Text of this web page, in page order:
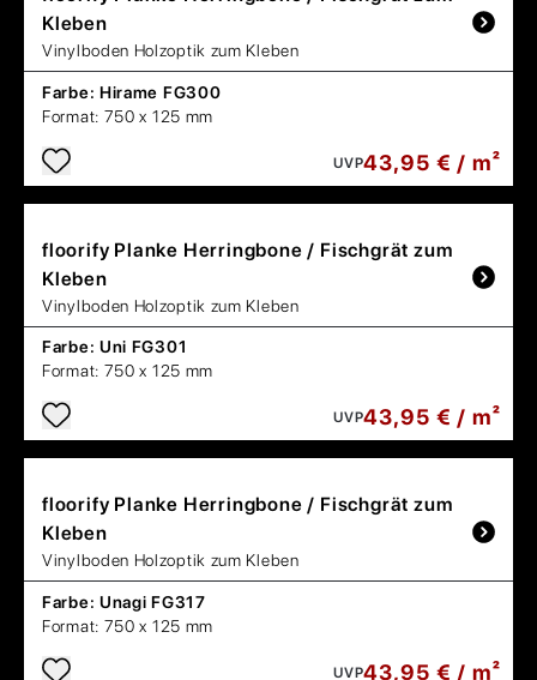
Kleben
Vinylboden Holzoptik zum Kleben
Farbe: Hirame FG300
Format: 750 x 125 mm
UVP43,95 € / m²
floorify Planke Herringbone / Fischgrät zum
Kleben
Vinylboden Holzoptik zum Kleben
Farbe: Uni FG301
Format: 750 x 125 mm
UVP43,95 € / m²
floorify Planke Herringbone / Fischgrät zum
Kleben
Vinylboden Holzoptik zum Kleben
Farbe: Unagi FG317
Format: 750 x 125 mm
UVP43,95 € / m²